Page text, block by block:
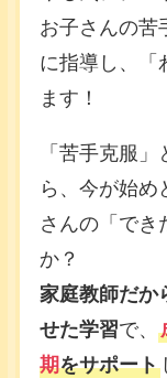
お子さんの苦
に指導し、「
ます！
「苦手克服
ら、今が始め
さんの「でき
か？
家庭教師だか
せた学習で、
期をサポート